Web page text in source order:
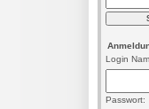
Login
Passwort: